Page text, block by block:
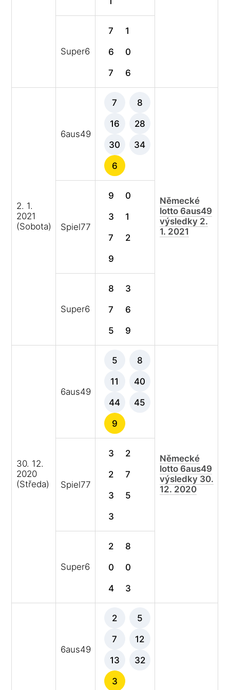
Super6
7 1
6 0
7 6
2. 1.
2021
(Sobota)
6aus49
7 8
16 28
30 34
6
Německé
lotto 6aus49
výsledky 2.
1. 2021
Spiel77
9 0
3 1
7 2
9
Super6
8 3
7 6
5 9
30. 12.
2020
(Středa)
6aus49
5 8
11 40
44 45
9
Německé
lotto 6aus49
výsledky 30.
12. 2020
Spiel77
3 2
2 7
3 5
3
Super6
2 8
0 0
4 3
6aus49
2 5
7 12
13 32
3